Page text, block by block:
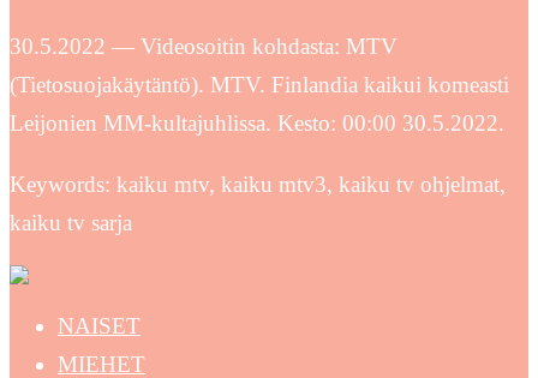
30.5.2022 — Videosoitin kohdasta: MTV
(Tietosuojakäytäntö). MTV. Finlandia kaikui komeasti
Leijonien MM-kultajuhlissa. Kesto: 00:00 30.5.2022.
Keywords: kaiku mtv, kaiku mtv3, kaiku tv ohjelmat,
kaiku tv sarja
NAISET
MIEHET